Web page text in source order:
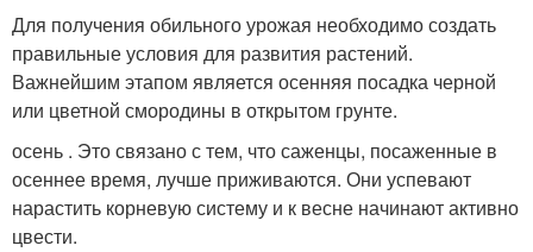
Для получения обильного урожая необходимо создать
правильные условия для развития растений.
Важнейшим этапом является осенняя посадка черной
или цветной смородины в открытом грунте.
осень . Это связано с тем, что саженцы, посаженные в
осеннее время, лучше приживаются. Они успевают
нарастить корневую систему и к весне начинают активно
цвести.